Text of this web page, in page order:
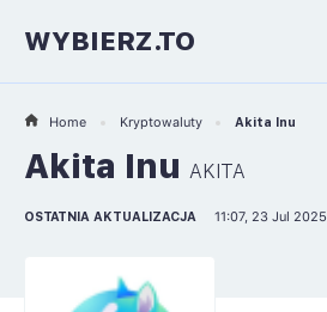
WYBIERZ.TO
Home Kryptowaluty Akita Inu
Akita Inu AKITA
OSTATNIA AKTUALIZACJA 11:07, 23 Jul 2025